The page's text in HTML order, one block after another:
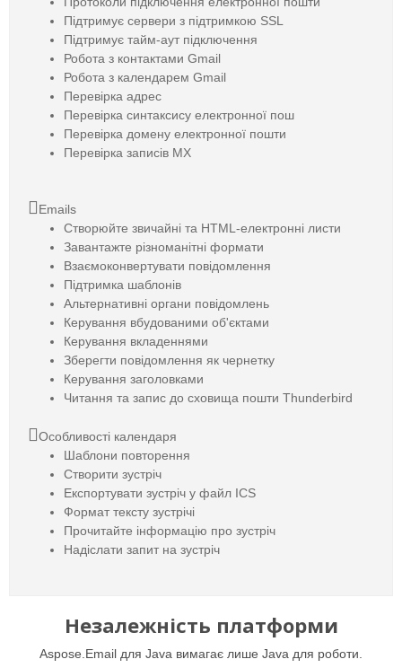
Підтримує сервери з підтримкою SSL
Підтримує тайм-аут підключення
Робота з контактами Gmail
Робота з календарем Gmail
Перевірка адрес
Перевірка синтаксису електронної пош
Перевірка домену електронної пошти
Перевірка записів MX
Emails
Створюйте звичайні та HTML-електронні листи
Завантажте різноманітні формати
Взаємоконвертувати повідомлення
Підтримка шаблонів
Альтернативні органи повідомлень
Керування вбудованими об'єктами
Керування вкладеннями
Зберегти повідомлення як чернетку
Керування заголовками
Читання та запис до сховища пошти Thunderbird
Особливості календаря
Шаблони повторення
Створити зустріч
Експортувати зустріч у файл ICS
Формат тексту зустрічі
Прочитайте інформацію про зустріч
Надіслати запит на зустріч
Незалежність платформи
Aspose.Email для Java вимагає лише Java для роботи.